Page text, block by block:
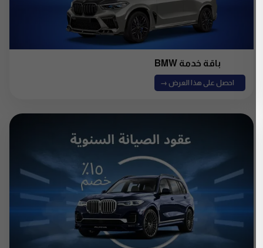
باقة خدمة BMW
احصل على هذا العرض →